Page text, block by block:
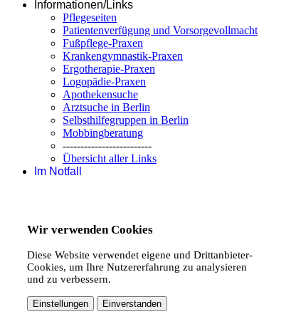
Informationen/Links
Pflegeseiten
Patientenverfügung und Vorsorgevollmacht
Fußpflege-Praxen
Krankengymnastik-Praxen
Ergotherapie-Praxen
Logopädie-Praxen
Apothekensuche
Arztsuche in Berlin
Selbsthilfegruppen in Berlin
Mobbingberatung
-------------------------
Übersicht aller Links
Im Notfall
Wir verwenden Cookies
Diese Website verwendet eigene und Drittanbieter-
Cookies, um Ihre Nutzererfahrung zu analysieren
und zu verbessern.
Einstellungen Einverstanden